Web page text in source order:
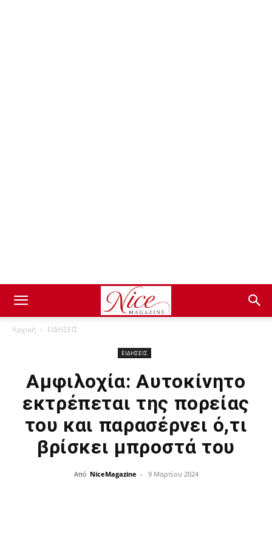
Αρχική ΕΙΔΗΣΕΙΣ
ΕΙΔΗΣΕΙΣ
Αμφιλοχία: Αυτοκίνητο
εκτρέπεται της πορείας
του και παρασέρνει ό,τι
βρίσκει μπροστά του
Από NiceMagazine - 9 Μαρτίου 2024